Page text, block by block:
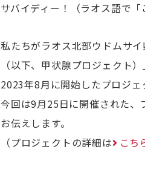
サバイディー！（ラオス語で
私たちがラオス北部ウドムサ
（以下、甲状腺プロジェクト）
2023年8月に開始したプロジェ
今回は9月25日に開催された、
お伝えします。
（プロジェクトの詳細は
こち